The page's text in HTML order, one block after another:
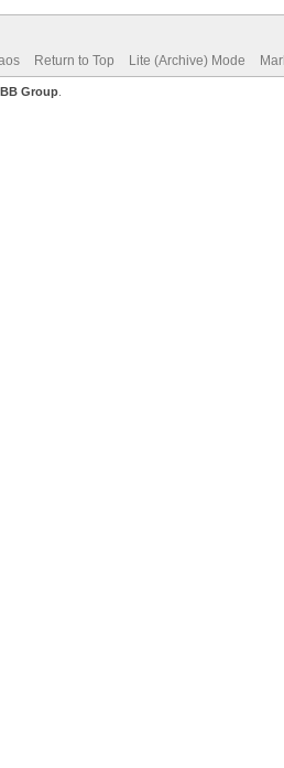
Return to Top Lite (Archive) Mode
Group